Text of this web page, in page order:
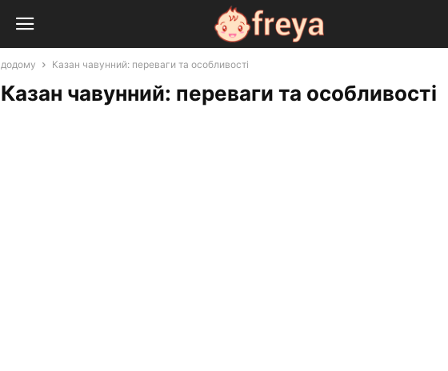
додому Казан чавунний: переваги та особливості
Казан чавунний: переваги та особливості